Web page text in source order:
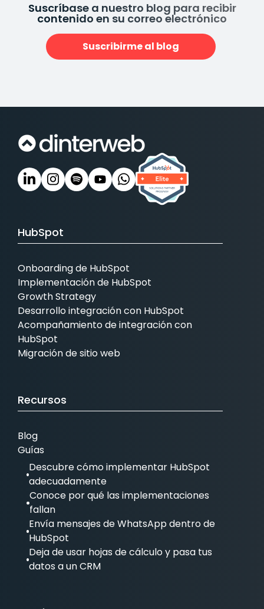
Suscríbase a nuestro blog para recibir
contenido en su correo electrónico
Suscribirme al blog
HubSpot
Onboarding de HubSpot
Implementación de HubSpot
Growth Strategy
Desarrollo integración con HubSpot
Acompañamiento de integración con
HubSpot
Migración de sitio web
Recursos
Blog
Guías
Descubre cómo implementar HubSpot
adecuadamente
Conoce por qué las implementaciones
fallan
Envía mensajes de WhatsApp dentro de
HubSpot
Deja de usar hojas de cálculo y pasa tus
datos a un CRM